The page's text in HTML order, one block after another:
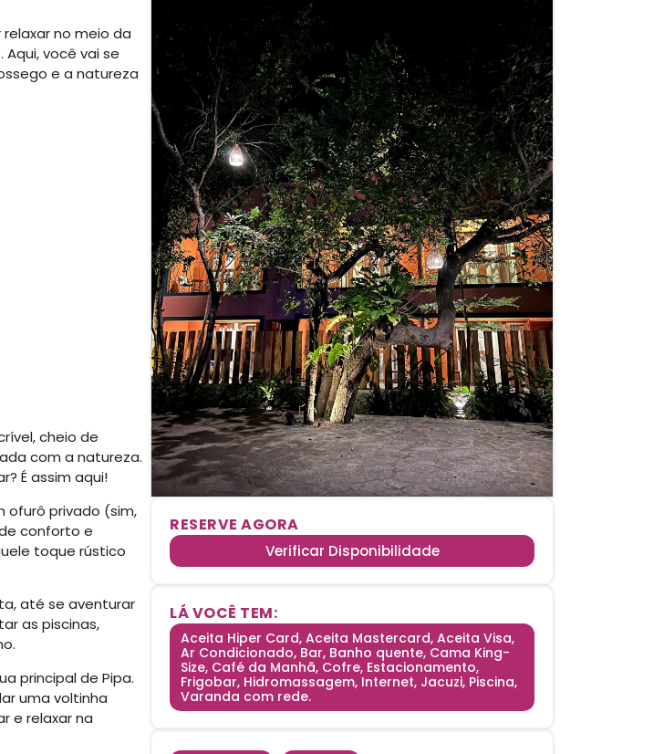
no meio da
você vai se
e a natureza
cheio de
com a natureza.
É assim aqui!
ofurô privado (sim,
conforto e
toque rústico
até se aventurar
as piscinas,
principal de Pipa.
uma voltinha
e relaxar na
RESERVE AGORA
Verificar Disponibilidade
LÁ VOCÊ TEM:
Aceita Hiper Card, Aceita Mastercard, Aceita Visa,
Ar Condicionado, Bar, Banho quente, Cama King-
Size, Café da Manhã, Cofre, Estacionamento,
Frigobar, Hidromassagem, Internet, Jacuzi, Piscina,
Varanda com rede.